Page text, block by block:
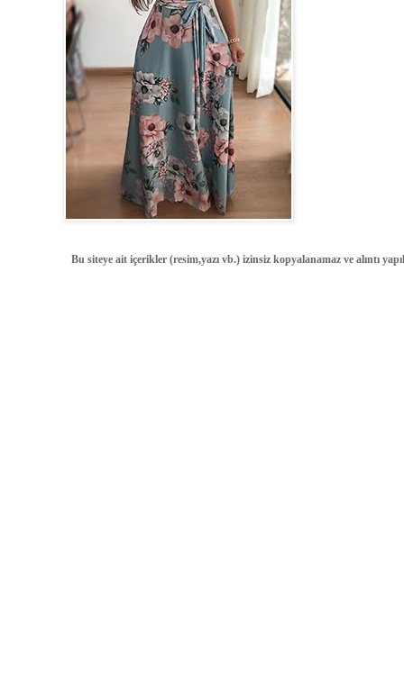
Bu siteye ait içerikler (resim,yazı vb.) izinsiz kopyalanamaz ve alıntı